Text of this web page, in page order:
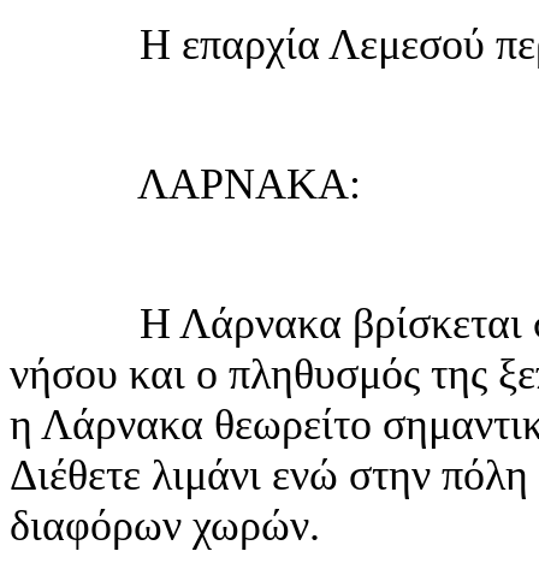
Η επαρχία Λεμεσού
ΛΑΡΝΑΚΑ:
Η Λάρνακα βρίσκεται
νήσου και ο πληθυσμός της
η Λάρνακα θεωρείτο
Διέθετε λιμάνι ενώ στην
διαφόρων χωρών.